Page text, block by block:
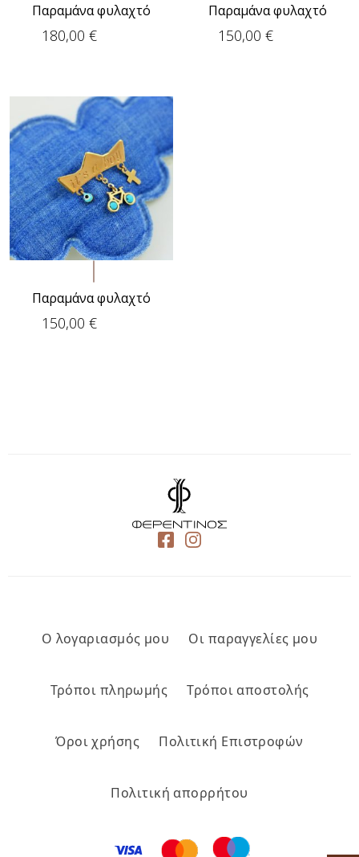
Παραμάνα φυλαχτό
180,00 €
Παραμάνα φυλαχτό
150,00€
Παραμάνα φυλαχτό
150,00 €
Ο λογαριασμός μου Οι παραγγελίες μου
Τρόποι πληρωμής Τρόποι αποστολής
Όροι χρήσης Πολιτική Επιστροφών
Πολιτική απορρήτου